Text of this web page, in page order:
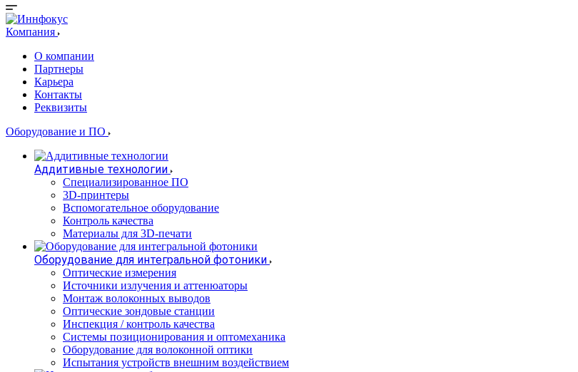
Компания
О компании
Партнеры
Карьера
Контакты
Реквизиты
Оборудование и ПО
Аддитивные технологии
Специализированное ПО
3D-принтеры
Вспомогательное оборудование
Контроль качества
Материалы для 3D-печати
Оборудование для интегральной фотоники
Оптические измерения
Источники излучения и аттенюаторы
Монтаж волоконных выводов
Оптические зондовые станции
Инспекция / контроль качества
Системы позиционирования и оптомеханика
Оборудование для волоконной оптики
Испытания устройств внешним воздействием